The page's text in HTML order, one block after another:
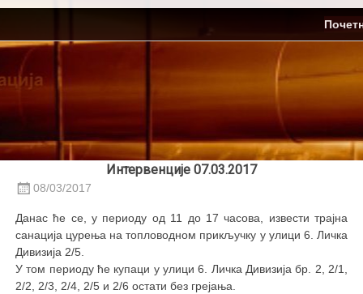
Skip
content
Интервенције 07.03.2017
08/03/2017
Данас ће се, у периоду од 11 до 17 часова, извести трајна
санација цурења на топловодном прикључку у улици 6. Личка
Дивизија 2/5.
У том периоду ће купаци у улици 6. Личка Дивизија бр. 2, 2/1,
2/2, 2/3, 2/4, 2/5 и 2/6 остати без грејања.